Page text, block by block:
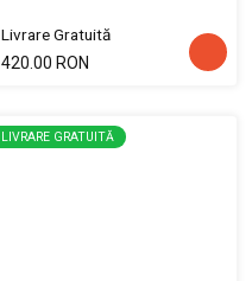
Livrare Gratuită
420.00 RON
LIVRARE GRATUITĂ